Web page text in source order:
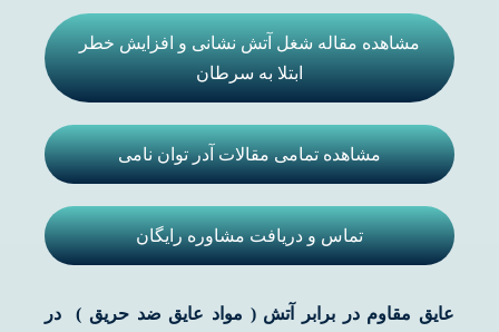
مشاهده مقاله شغل آتش نشانی و افزایش خطر
ابتلا به سرطان
مشاهده تمامی مقالات آدر توان نامی
تماس و دریافت مشاوره رایگان
عایق مقاوم در برابر آتش ( مواد عایق ضد حریق ) در